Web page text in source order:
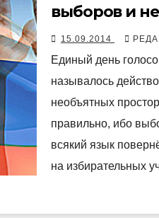
выборов и
15.09.2014
Единый день
называлось
необъятных
правильно, ибо
всякий язык
на избирательных